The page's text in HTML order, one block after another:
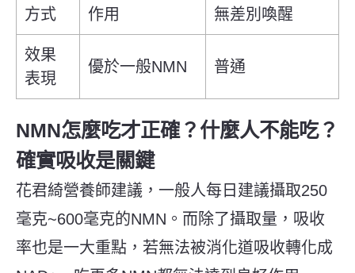
方式
作用
無差別喚醒
效果
表現
優於一般NMN 普通
NMN怎麼吃才正確？什麼人不能吃？
確實吸收是關鍵
花君綺營養師建議，一般人每日建議攝取250
毫克~600毫克的NMN。而除了攝取量，吸收
率也是一大重點，若無法被消化道吸收轉化成